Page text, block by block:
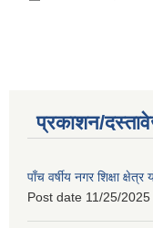
प्रकाशन/
पाँच वर्षीय नगर शिक्षा क्षेत्र
Post date 11/25/